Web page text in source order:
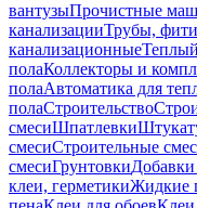
вантузыПрочистные
канализацииТрубы,
канализационные
полаКоллекторы и
полаАвтоматика для
полаСтроительство
смесиШпатлевки
смесиСтроительные
смесиГрунтовкиДобавки
клеи, герметикиЖидкие